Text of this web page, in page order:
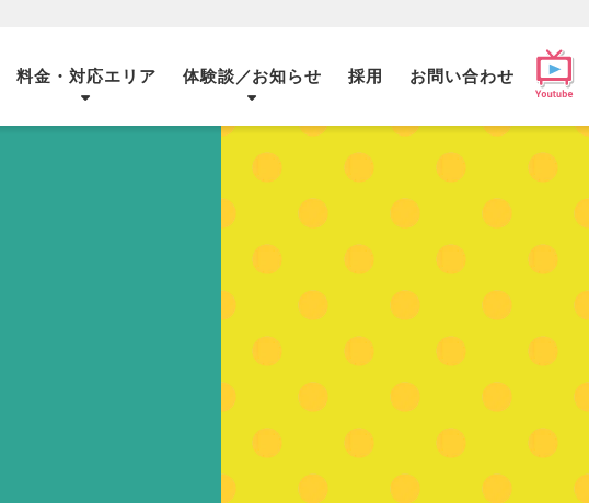
料金・対応エリア 体験談／お知らせ 採用 お問い合わせ